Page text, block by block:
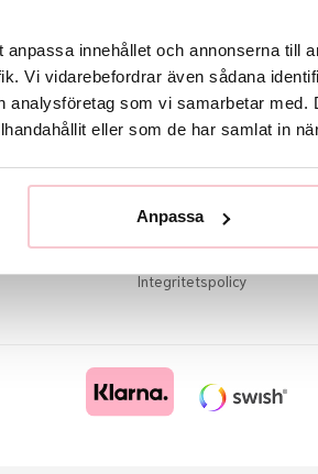
innehållet och annonserna till
Vi vidarebefordrar även sådana
analysföretag som vi samarbetar
eller som de har samlat in
Anpassa
Information
Vanliga frågor och svar
Nyheter
Integritetspolicy